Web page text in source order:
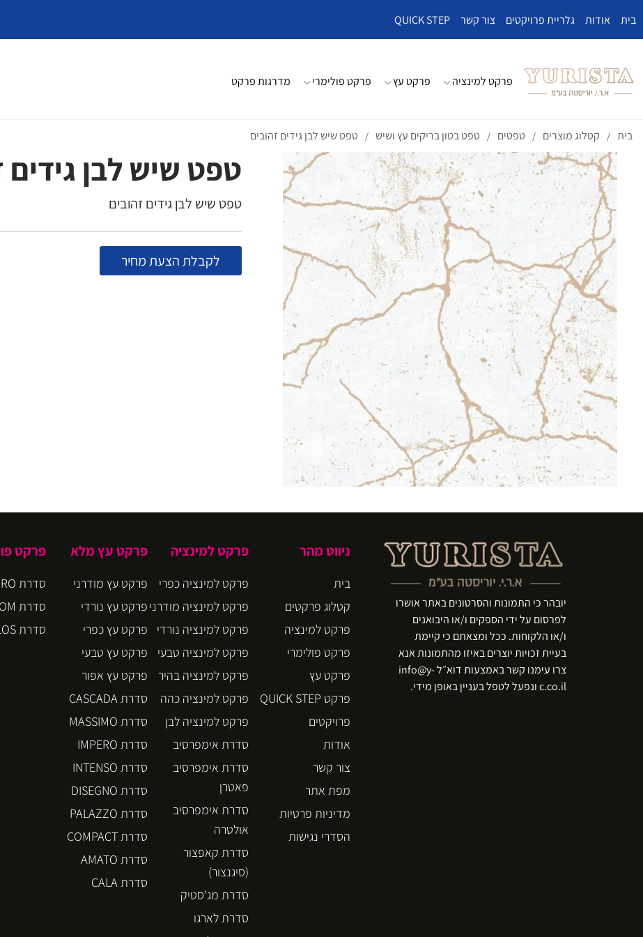
בית אודות גלריית פרויקטים צור קשר QUICK STEP
פרקט למינציה פרקט עץ פרקט פולימרי מדרגות פרקט
בית / קטלוג מוצרים / טפטים / טפט בטון בריקים עץ ושיש / טפט שיש לבן גידים זהובים
טפט שיש לבן גידים
טפט שיש לבן גידים זהובים
לקבלת הצעת מחיר
יובהר כי התמונות והסרטונים באתר אושרו
לפרסום על ידי הספקים ו/או היבואנים
ו/או הלקוחות. ככל ומצאתם כי קיימת
בעיית זכויות יוצרים באיזו מהתמונות אנא
צרו עימנו קשר באמצעות דוא״ל info@y-
c.co.il ונפעל לטפל בעניין באופן מידי.
ניווט מהר
בית
קטלוג פרקטים
פרקט למינציה
פרקט פולימרי
פרקט עץ
פרקט QUICK STEP
פרויקטים
אודות
צור קשר
מפת אתר
מדיניות פרטיות
הסדרי נגישות
פרקט למינציה
פרקט למינציה כפרי
פרקט למינציה מודרני
פרקט למינציה נורדי
פרקט למינציה טבעי
פרקט למינציה בהיר
פרקט למינציה כהה
פרקט למינציה לבן
סדרת אימפרסיב
סדרת אימפרסיב
פאטרן
סדרת אימפרסיב
אולטרה
סדרת קאפצור
(סיגנצור)
סדרת מג'סטיק
סדרת לארגו
פרקט עץ מלא
פרקט עץ מודרני
פרקט עץ נורדי
פרקט עץ כפרי
פרקט עץ טבעי
פרקט עץ אפור
סדרת CASCADA
סדרת MASSIMO
סדרת IMPERO
סדרת INTENSO
סדרת DISEGNO
סדרת PALAZZO
סדרת COMPACT
סדרת AMATO
סדרת CALA
פרקט
סדרת CIRO
סדרת BLOOM
סדרת BLOS